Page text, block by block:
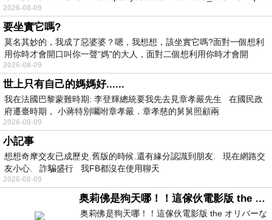
2026-08-09
要坐實它嗎?
莫名其妙的，我成了惡婆婆？嗯，我想想，該坐實它嗎?面對一個想利
用你時才會開口叫你一聲“媽"的大人，面對二個想利用你時才會開
2026-08-09
世上只有自己的媽媽好......
我在法國巴黎蒙難時期: 李登輝總統要我先去見章孝嚴先生 在國民政
府遷臺時期， 小蔣特別囑咐章孝嚴．章孝慈的舅舅照顧兩
2026-08-09
小記事
想想奇摩交友已成歷史.舊版的時候.還有緣分認識到朋友. 現在網路交
友小心. 詐騙盛行 我FB都沒在使用聊天
2026-08-09
奥莉佛是狗天哪！！這傢伙電影版 the オリバーな犬、 (gosh ) このヤロウ movie
奥莉佛是狗天哪！！這傢伙電影版 the オリバーな